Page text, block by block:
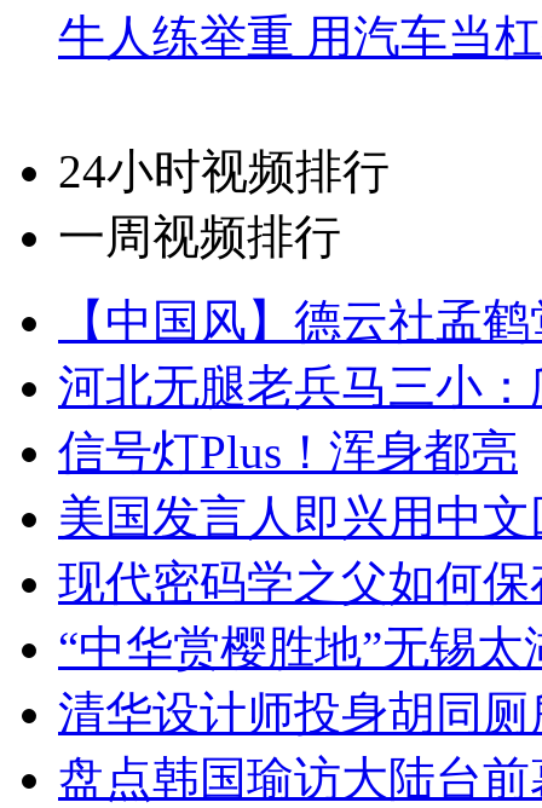
牛人练举重 用汽车当
24小时视频排行
一周视频排行
【中国风】德云社孟
河北无腿老兵马三小
信号灯Plus！浑身都亮
美国发言人即兴用中
现代密码学之父如何
“中华赏樱胜地”无锡
清华设计师投身胡同
盘点韩国瑜访大陆台